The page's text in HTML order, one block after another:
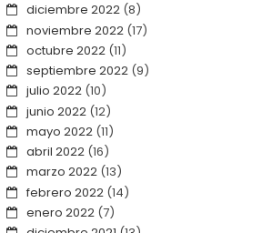
diciembre 2022(8)
noviembre 2022(17)
octubre 2022(11)
septiembre 2022(9)
julio 2022(10)
junio 2022(12)
mayo 2022(11)
abril 2022(16)
marzo 2022(13)
febrero 2022(14)
enero 2022(7)